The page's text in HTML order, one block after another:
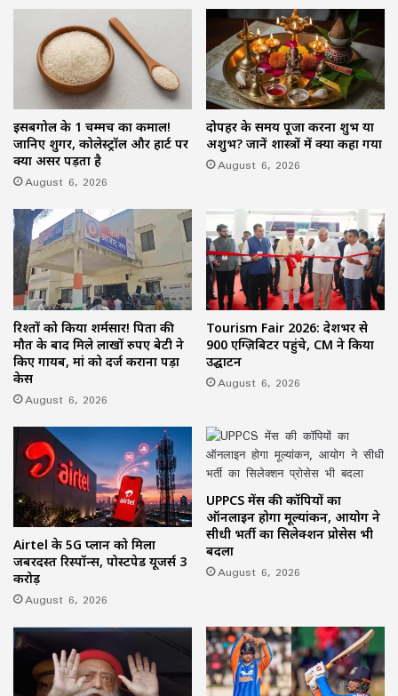
इसबगोल के 1 चम्मच का कमाल!
जानिए शुगर, कोलेस्ट्रॉल और हार्ट पर
क्या असर पड़ता है
August 6, 2026
दोपहर के समय पूजा करना शुभ या
अशुभ? जानें शास्त्रों में क्या कहा गया
August 6, 2026
रिश्तों को किया शर्मसार! पिता की
मौत के बाद मिले लाखों रुपए बेटी ने
किए गायब, मां को दर्ज कराना पड़ा
केस
August 6, 2026
Tourism Fair 2026: देशभर से
900 एग्ज़िबिटर पहुंचे, CM ने किया
उद्घाटन
August 6, 2026
Airtel के 5G प्लान को मिला
जबरदस्त रिस्पॉन्स, पोस्टपेड यूजर्स 3
करोड़
August 6, 2026
UPPCS मेंस की कॉपियों का
ऑनलाइन होगा मूल्यांकन, आयोग ने
सीधी भर्ती का सिलेक्शन प्रोसेस भी
बदला
August 6, 2026